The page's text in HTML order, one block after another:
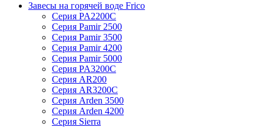
Завесы на горячей воде Frico
Серия PA2200C
Серия Pamir 2500
Серия Pamir 3500
Серия Pamir 4200
Серия Pamir 5000
Серия PA3200C
Серия AR200
Серия AR3200C
Серия Arden 3500
Серия Arden 4200
Серия Sierra